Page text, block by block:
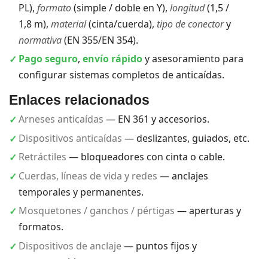
PL), formato(simple / doble en Y), longitud(1,5 /
1,8 m), material(cinta/cuerda), tipo de conectory
normativa(EN 355/EN 354).
Pago seguro, envío rápidoy asesoramiento para
configurar sistemas completos de anticaídas.
Enlaces relacionados
Arneses anticaídas — EN 361 y accesorios.
Dispositivos anticaídas — deslizantes, guiados, etc.
Retráctiles — bloqueadores con cinta o cable.
Cuerdas, líneas de vida y redes — anclajes
temporales y permanentes.
Mosquetones / ganchos / pértigas — aperturas y
formatos.
Dispositivos de anclaje— puntos fijos y